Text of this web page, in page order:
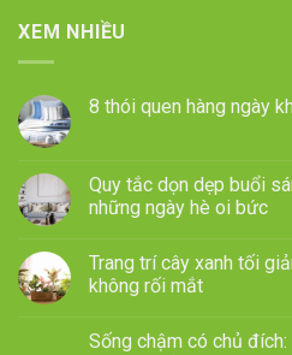
XEM NHIỀU
8 thói quen hàng ngày
Quy tắc dọn dẹp buổi
những ngày hè oi bức
Trang trí cây xanh tối
không rối mắt
Sống chậm có chủ